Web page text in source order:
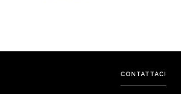
CONTATTACI